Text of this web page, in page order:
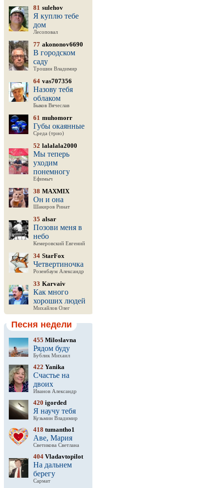
81 sulehov
Я куплю тебе
дом
Лесоповал
77 akononov6690
В городском
саду
Трошин Владимир
64 vas707356
Назову тебя
облаком
Быков Вячеслав
61 muhomorr
Губы окаянные
Среда (трио)
52 lalalala2000
Мы теперь
уходим
понемногу
Ефимыч
38 MAXMIX
Он и она
Шакиров Ринат
35 alsar
Позови меня в
небо
Кемеровский Евгений
34 StarFox
Четвертиночка
Розенбаум Александр
33 Karvaiv
Как много
хороших людей
Михайлов Олег
Песня недели
455 Miloslavna
Рядом буду
Бублик Михаил
422 Yanika
Счастье на
двоих
Иванов Александр
420 igorded
Я научу тебя
Кузьмин Владимир
418 tumantho1
Аве, Мария
Светикова Светлана
404 Vladavtopilot
На дальнем
берегу
Сармат